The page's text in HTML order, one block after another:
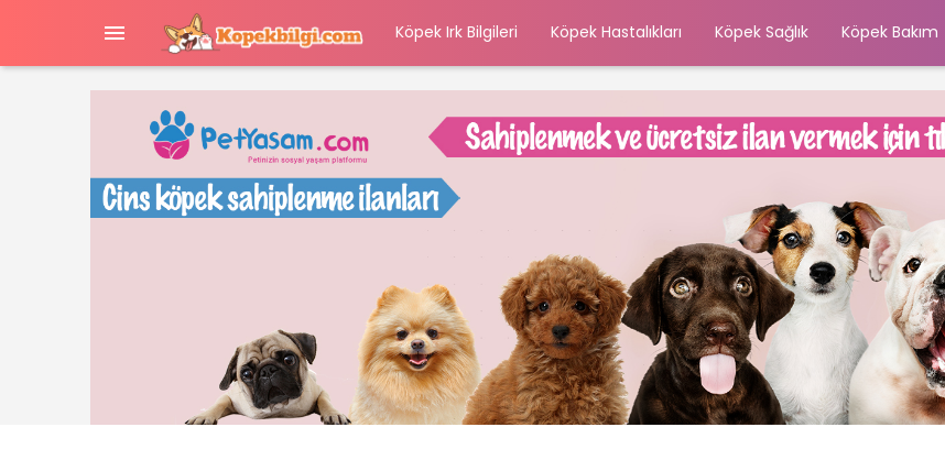
 Köpek Irk Bilgileri Köpek Hastalıkları Köpek Sağlık Köpek Bakım